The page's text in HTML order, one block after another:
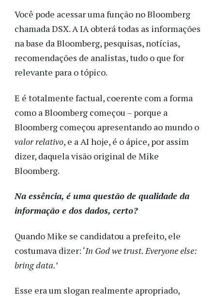
Você pode acessar uma função no Bloomberg
chamada DSX. A IA obterá todas as informações
na base da Bloomberg, pesquisas, notícias,
recomendações de analistas, tudo o que for
relevante para o tópico.
E é totalmente factual, coerente com a forma
como a Bloomberg começou – porque a
Bloomberg começou apresentando ao mundo o
valor relativo, e a AI hoje, é o ápice, por assim
dizer, daquela visão original de Mike
Bloomberg.
Na essência, é uma questão de qualidade da
informação e dos dados, certo?
Quando Mike se candidatou a prefeito, ele
costumava dizer: ‘In God we trust. Everyone else:
bring data.’
Esse era um slogan realmente apropriado,